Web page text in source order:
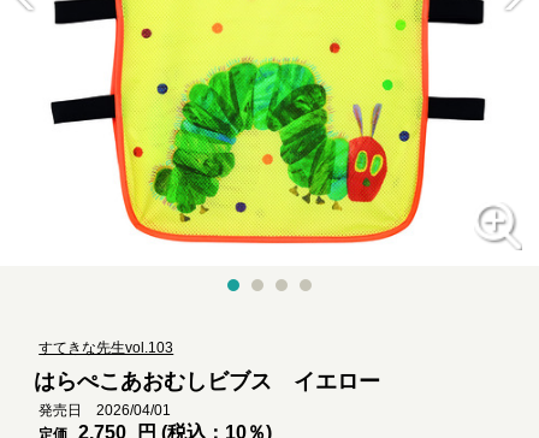
すてきな先生vol.103
はらぺこあおむしビブス イエロー
発売日 2026/04/01
2,750 円 (税込：10％)